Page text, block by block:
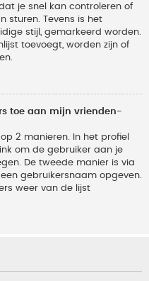
je snel kan controleren of
sturen. Tevens is het
stijl, gemarkeerd worden.
toevoegt, worden zijn of
toe aan mijn vrienden-
2 manieren. In het profiel
om de gebruiker aan je
De tweede manier is via
gebruikersnaam opgeven.
weer van de lijst